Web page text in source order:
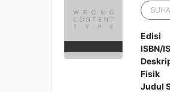
Edisi
ISBN/
Fisik
Judul